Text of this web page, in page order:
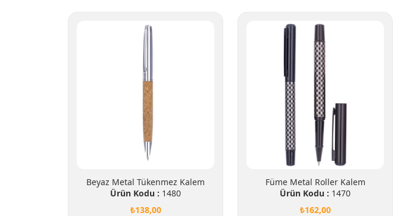
Beyaz Metal Tükenmez Kalem
Ürün Kodu : 1480
₺138,00
Füme Metal Roller Kalem
Ürün Kodu : 1470
₺162,00